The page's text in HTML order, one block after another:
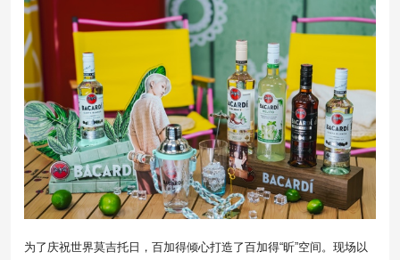
为了庆祝世界莫吉托日，百加得倾心打造了百加得“昕”空间。现场以